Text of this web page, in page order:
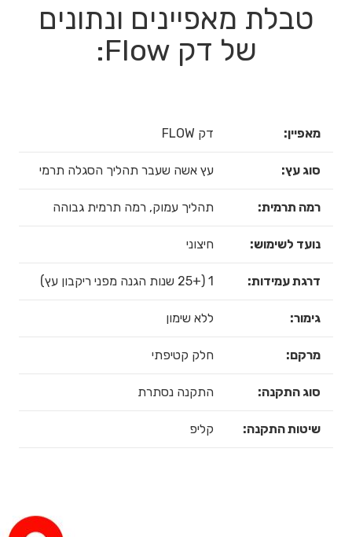
טבלת מאפיינים ונתונים
של דק Flow:
מאפיין: דק FLOW
סוג עץ: עץ אשה שעבר תהליך הסגלה תרמי
רמה תרמית: תהליך עמוק, רמה תרמית גבוהה
נועד לשימוש: חיצוני
דרגת עמידות: 1 (+25 שנות הגנה מפני ריקבון עץ)
גימור: ללא שימון
מרקם: חלק קטיפתי
סוג התקנה: התקנה נסתרת
שיטות התקנה: קליפ